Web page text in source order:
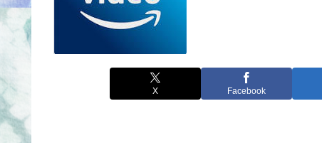
X Facebook